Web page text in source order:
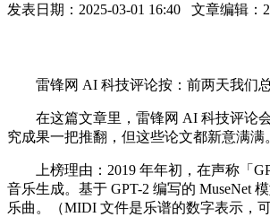
发表日期：2025-03-01 16:40 文章编辑
雷锋网 AI 科技评论按：前两天我们总
在这篇文章里，雷锋网 AI 科技评论会
究成果一把推翻，但这些论文都新意满满
上榜理由：2019 年年初，在声称「
音乐生成。基于 GPT-2 编写的 MuseNet
乐曲。（MIDI 文件是乐谱的数字表示，